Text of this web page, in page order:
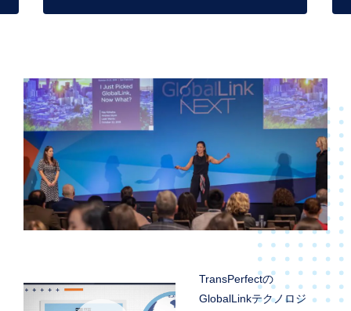
TransPerfectの
GlobalLinkテクノロジ